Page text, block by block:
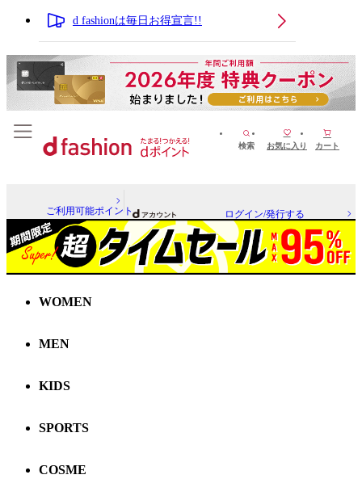
d fashionは毎日お得宣言!!
検索 お気に入り カート
ご利用可能ポイント ログイン/発行する
WOMEN
MEN
KIDS
SPORTS
COSME